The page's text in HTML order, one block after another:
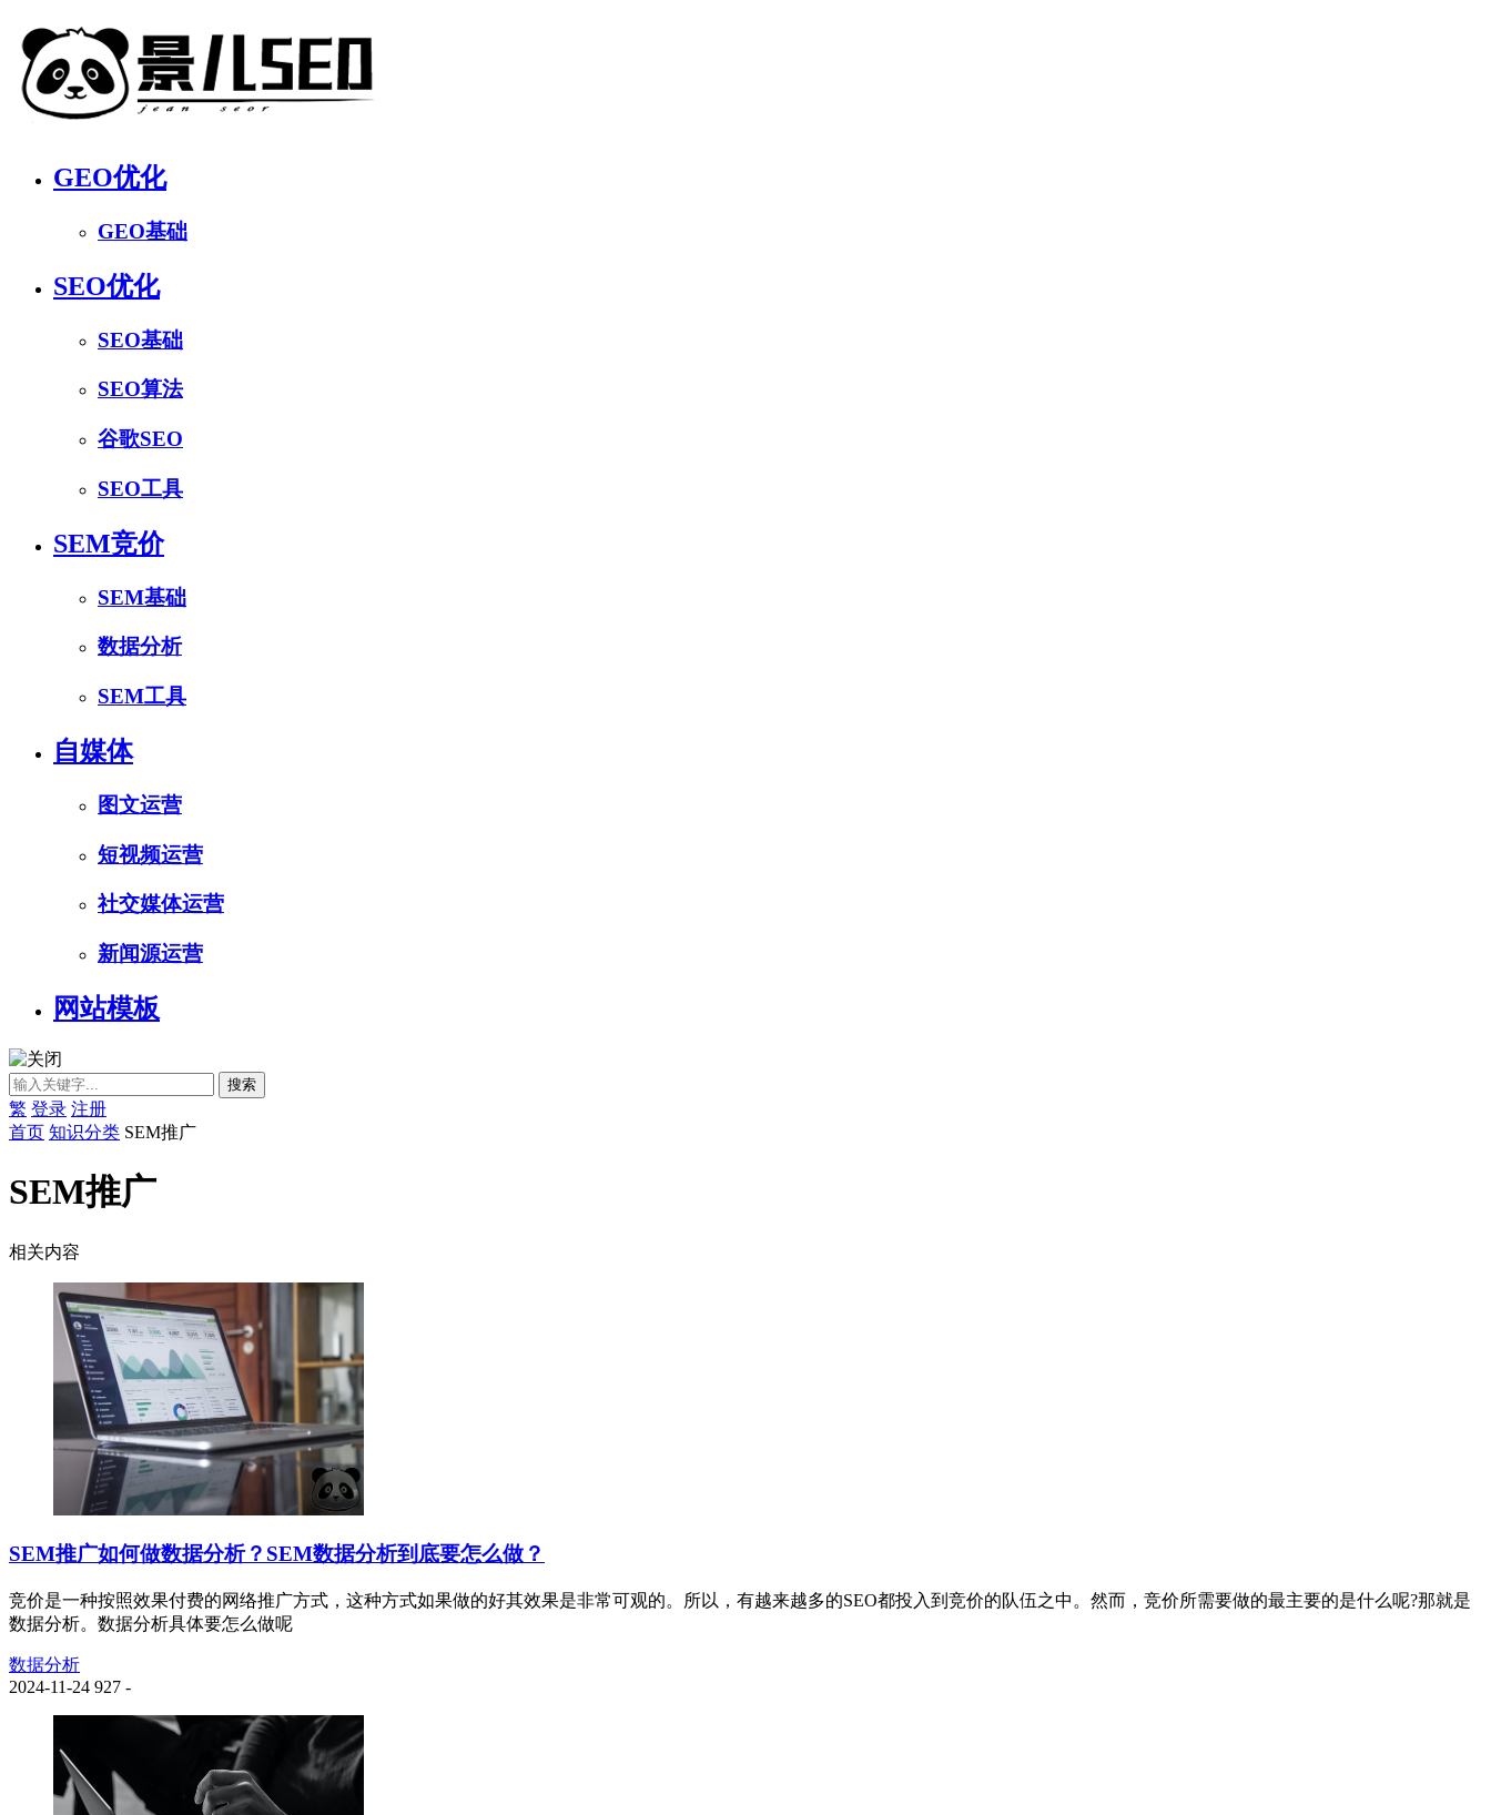
GEO优化
GEO基础
SEO优化
SEO基础
SEO算法
谷歌SEO
SEO工具
SEM竞价
SEM基础
数据分析
SEM工具
自媒体
图文运营
短视频运营
社交媒体运营
新闻源运营
网站模板
繁 登录 注册
首页 知识分类 SEM推广
SEM推广
相关内容
SEM推广如何做数据分析？SEM数据分析到底要怎么做？
竞价是一种按照效果付费的网络推广方式，这种方式如果做的好其效果是非常可观的。所以，有越来越多的SEO都投入到竞价的队伍之中。然而，竞价所需要做的最主要的是什么呢?那就是
数据分析。数据分析具体要怎么做呢
数据分析
2024-11-24 927 -